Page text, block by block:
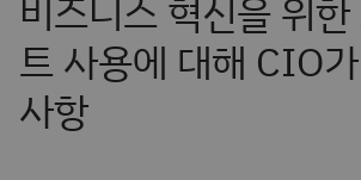
비즈니스 혁신을 위
트 사용에 대해 CIO
사항